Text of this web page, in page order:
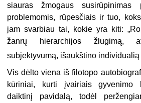
siauras žmogaus
problemomis, rūpesčiais ir tuo,
jam svarbiau tai, kokie yra kiti:
žanrų hierarchijos žlugimą,
subjektyvumą, išaukštino individualią
Vis dėlto viena iš filotopo
kūriniai, kurti įvairiais gyvenimo
daiktinį pavidalą, todėl